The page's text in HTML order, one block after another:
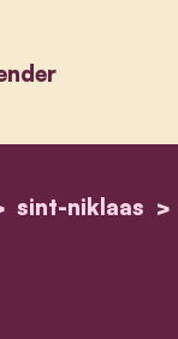
sint-niklaas